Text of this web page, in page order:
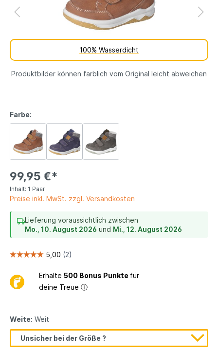
100% Wasserdicht
Produktbilder können farblich vom Original leicht abweichen
Farbe:
99,95 €*
Inhalt: 1 Paar
Preise inkl. MwSt. zzgl. Versandkosten
Lieferung voraussichtlich zwischen
Mo., 10. August 2026 und Mi., 12. August 2026
Erhalte 500 Bonus Punkte für
deine Treue ⓘ
Weite: Weit
Unsicher bei der Größe ?